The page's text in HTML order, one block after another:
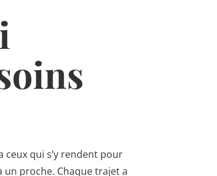
ceux qui s’y rendent pour
proche. Chaque trajet a